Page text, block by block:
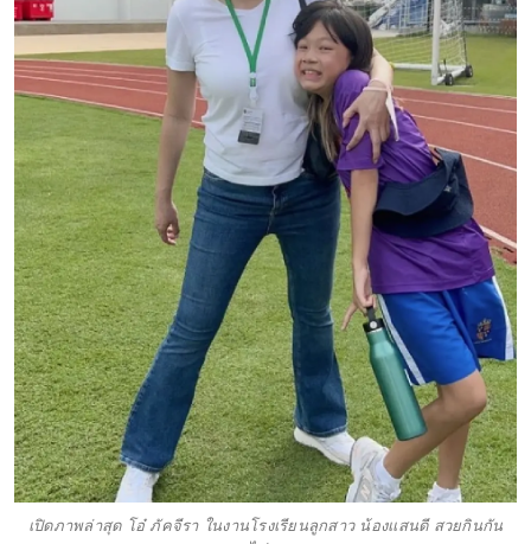
เปิดภาพล่าสุด โอ๋ ภัคจีรา ในงานโรงเรียนลูกสาว น้องเเสนดี สวยกินกัน